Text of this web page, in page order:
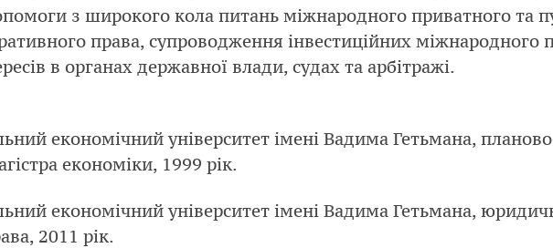
з широкого кола питань міжнародного приватного та
права, супроводження інвестиційних міжнародного
в органах державної влади, судах та арбітражі.
економічний університет імені Вадима Гетьмана,
економіки, 1999 рік.
економічний університет імені Вадима Гетьмана,
2011 рік.